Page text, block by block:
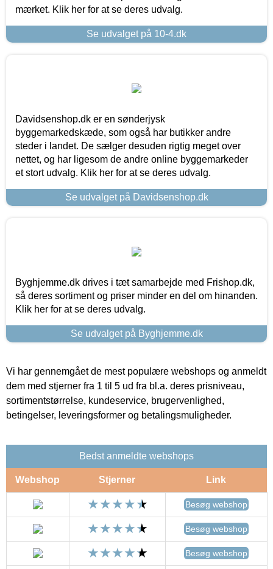
mærket. Klik her for at se deres udvalg.
Se udvalget på 10-4.dk
Davidsenshop.dk er en sønderjysk
byggemarkedskæde, som også har butikker andre
steder i landet. De sælger desuden rigtig meget over
nettet, og har ligesom de andre online byggemarkeder
et stort udvalg. Klik her for at se deres udvalg.
Se udvalget på Davidsenshop.dk
Byghjemme.dk drives i tæt samarbejde med Frishop.dk,
så deres sortiment og priser minder en del om hinanden.
Klik her for at se deres udvalg.
Se udvalget på Byghjemme.dk
Vi har gennemgået de mest populære webshops og anmeldt
dem med stjerner fra 1 til 5 ud fra bl.a. deres prisniveau,
sortimentstørrelse, kundeservice, brugervenlighed,
betingelser, leveringsformer og betalingsmuligheder.
Bedst anmeldte webshops
Webshop Stjerner Link
Besøg webshop
Besøg webshop
Besøg webshop